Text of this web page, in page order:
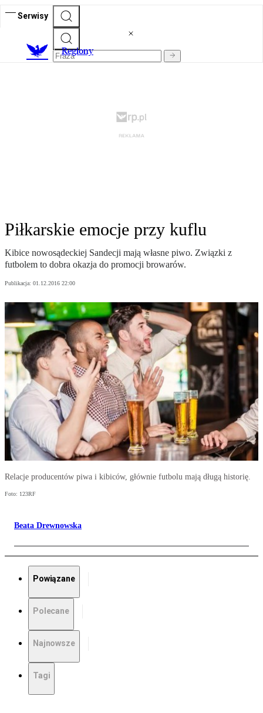
Serwisy
Regiony
Piłkarskie emocje przy kuflu
Kibice nowosądeckiej Sandecji mają własne piwo. Związki z
futbolem to dobra okazja do promocji browarów.
Publikacja: 01.12.2016 22:00
Relacje producentów piwa i kibiców, głównie futbolu mają długą historię.
Foto: 123RF
Beata Drewnowska
Powiązane
Polecane
Najnowsze
Tagi